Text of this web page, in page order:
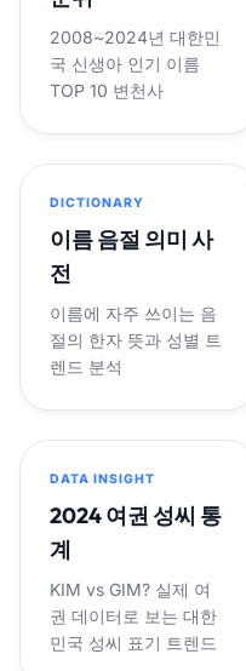
2008~2024년 대한민
국 신생아 인기 이름
TOP 10 변천사
DICTIONARY
이름 음절 의미 사
전
이름에 자주 쓰이는 음
절의 한자 뜻과 성별 트
렌드 분석
DATA INSIGHT
2024 여권 성씨 통
계
KIM vs GIM? 실제 여
권 데이터로 보는 대한
민국 성씨 표기 트렌드